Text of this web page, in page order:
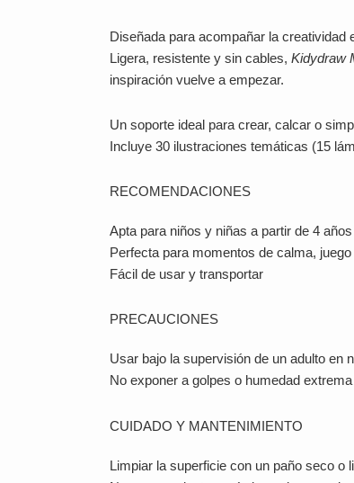
Diseñada para acompañar la creatividad
Ligera, resistente y sin cables, Kidydraw
inspiración vuelve a empezar.
Un soporte ideal para crear, calcar o
Incluye 30 ilustraciones temáticas (15
RECOMENDACIONES
Apta para niños y niñas a partir de 4 años
Perfecta para momentos de calma,
Fácil de usar y transportar
PRECAUCIONES
Usar bajo la supervisión de un adulto en
No exponer a golpes o humedad extrema
CUIDADO Y MANTENIMIENTO
Limpiar la superficie con un paño seco o